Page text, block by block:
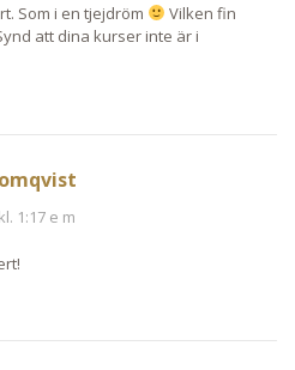
Som i en tjejdröm
Vilken fin
att dina kurser inte är i
1:17 e m